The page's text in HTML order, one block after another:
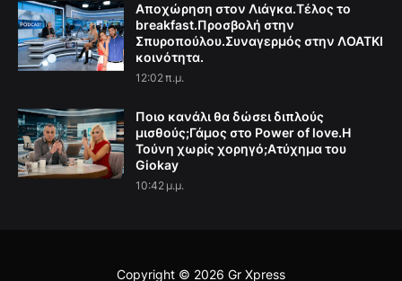
Αποχώρηση στον Λιάγκα.Τέλος το
breakfast.Προσβολή στην
Σπυροπούλου.Συναγερμός στην ΛΟΑΤΚΙ
κοινότητα.
12:02 π.μ.
Ποιο κανάλι θα δώσει διπλούς
μισθούς;Γάμος στο Power of love.Η
Τούνη χωρίς χορηγό;Aτύχημα του
Giokay
10:42 μ.μ.
Copyright © 2026 Gr Xpress